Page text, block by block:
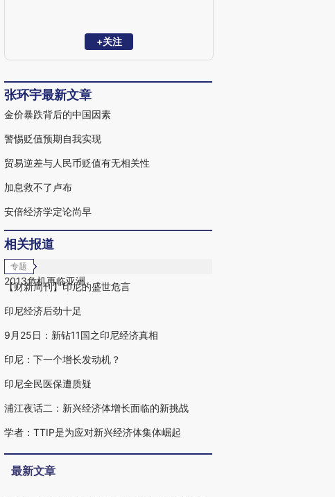
+关注
张环宇最新文章
金价暴跌背后的中国因素
警惕贬值预期自我实现
贸易逆差与人民币贬值有无相关性
加息救不了卢布
安倍经济学定论尚早
相关报道
专题
2013危机再临亚洲
【财新周刊】印尼的盛世危言
印尼经济后劲十足
9月25日：新钻11国之印尼经济真相
印尼：下一个增长发动机？
印尼全民医保遭质疑
浦江夜话二：新兴经济体增长面临的新挑战
学者：TTIP是为应对新兴经济体集体崛起
最新文章